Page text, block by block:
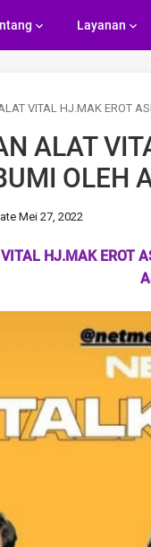
Layanan
VITAL HJ.MAK EROT
ALAT
OLEH
Mei 27, 2022
HJ.MAK EROT